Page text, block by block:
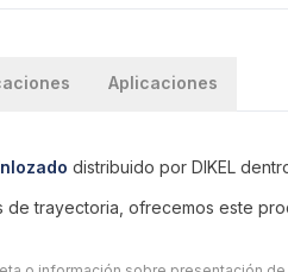
Aplicaciones
distribuido por DIKEL
de trayectoria, ofrecemos este